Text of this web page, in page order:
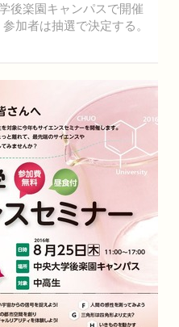
後楽園キャンパスで開催
加者は抽選で決定する。